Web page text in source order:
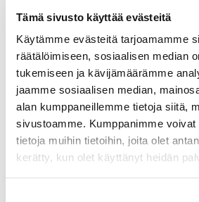
Tämä sivusto käyttää evästeitä
Käytämme evästeitä tarjoamamme
räätälöimiseen, sosiaalisen median
tukemiseen ja kävijämäärämme
jaamme sosiaalisen median,
alan kumppaneillemme tietoja siitä,
sivustoamme. Kumppanimme voivat
tietoja muihin tietoihin, joita olet
kerätty, kun olet käyttänyt heidän
Pictures
10.12.2024
My Fair Lady
My Fair
Lady
©Warner
Bros.
10.12.2024